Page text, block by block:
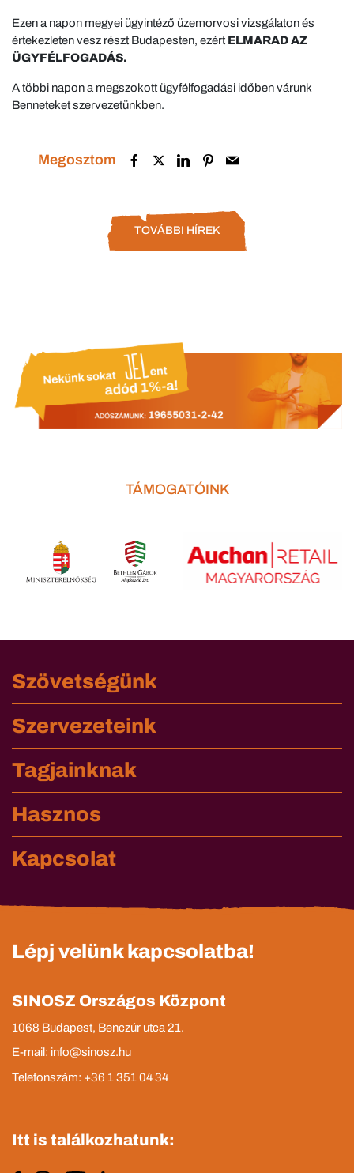
Ezen a napon megyei ügyintéző üzemorvosi vizsgálaton és
értekezleten vesz részt Budapesten, ezért ELMARAD AZ
ÜGYFÉLFOGADÁS.
A többi napon a megszokott ügyfélfogadási időben várunk
Benneteket szervezetünkben.
Megosztom
TOVÁBBI HÍREK
TÁMOGATÓINK
Szövetségünk
Szervezeteink
Tagjainknak
Hasznos
Kapcsolat
Lépj velünk kapcsolatba!
SINOSZ Országos Központ
1068 Budapest, Benczúr utca 21.
E-mail: info@sinosz.hu
Telefonszám: +36 1 351 04 34
Itt is találkozhatunk: